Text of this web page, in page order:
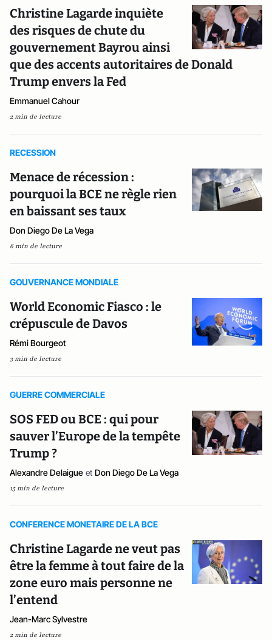
Christine Lagarde inquiète
des risques de chute du
gouvernement Bayrou ainsi
que des accents autoritaires de Donald
Trump envers la Fed
Emmanuel Cahour
2 min de lecture
RECESSION
Menace de récession :
pourquoi la BCE ne règle rien
en baissant ses taux
Don Diego De La Vega
6 min de lecture
GOUVERNANCE MONDIALE
World Economic Fiasco : le
crépuscule de Davos
Rémi Bourgeot
3 min de lecture
GUERRE COMMERCIALE
SOS FED ou BCE : qui pour
sauver l’Europe de la tempête
Trump ?
Alexandre Delaigue et Don Diego De La Vega
15 min de lecture
CONFERENCE MONETAIRE DE LA BCE
Christine Lagarde ne veut pas
être la femme à tout faire de la
zone euro mais personne ne
l’entend
Jean-Marc Sylvestre
2 min de lecture